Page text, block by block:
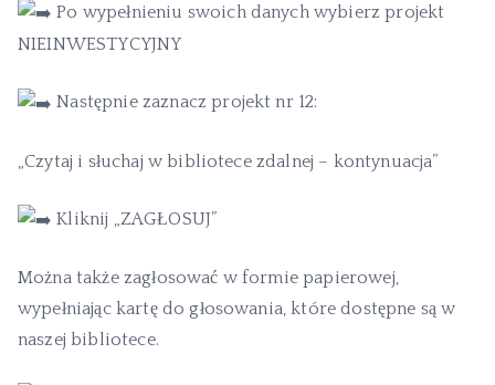
Po wypełnieniu swoich danych wybierz projekt
NIEINWESTYCYJNY
Następnie zaznacz projekt nr 12:
„Czytaj i słuchaj w bibliotece zdalnej – kontynuacja”
Kliknij „ZAGŁOSUJ”
Można także zagłosować w formie papierowej,
wypełniając kartę do głosowania, które dostępne są w
naszej bibliotece.